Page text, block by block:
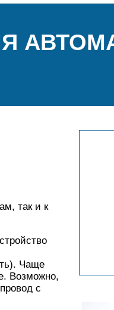
так и к
Чаще
Возможно,
с